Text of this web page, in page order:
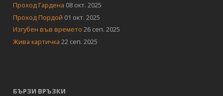
Проход Гардена 08 окт. 2025
Проход Пордой 01 окт. 2025
Изгубен във времето 26 сеп. 2025
Жива картичка 22 сеп. 2025
БЪРЗИ ВРЪЗКИ